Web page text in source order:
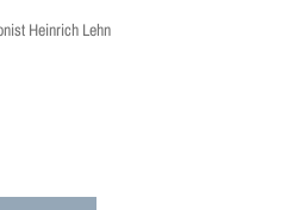
Heinrich Lehn